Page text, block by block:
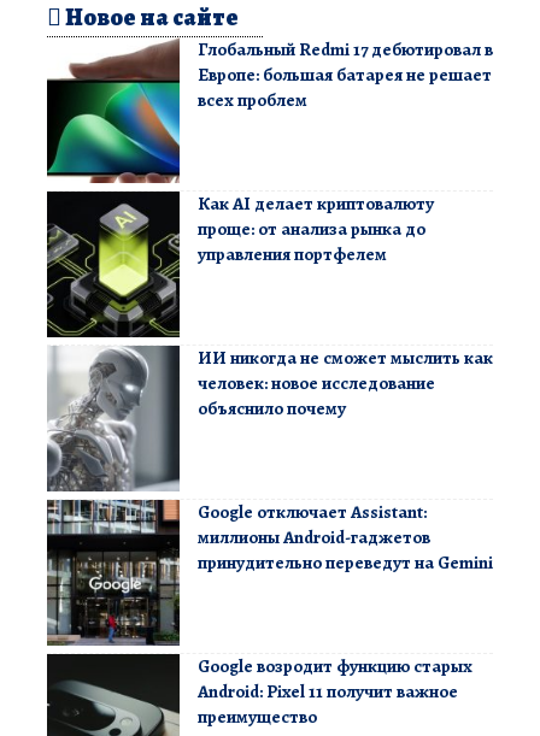
Новое на сайте
Глобальный Redmi 17 дебютировал в
Европе: большая батарея не решает
всех проблем
Как AI делает криптовалюту
проще: от анализа рынка до
управления портфелем
ИИ никогда не сможет мыслить как
человек: новое исследование
объяснило почему
Google отключает Assistant:
миллионы Android-гаджетов
принудительно переведут на Gemini
Google возродит функцию старых
Android: Pixel 11 получит важное
преимущество